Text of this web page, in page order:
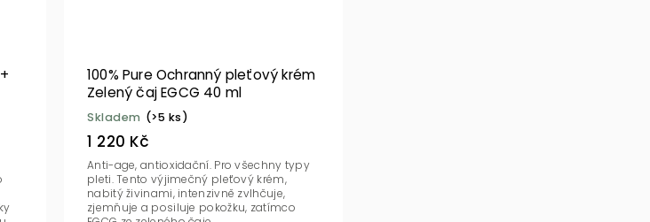
100% Pure Ochranný pleťový krém
Zelený čaj EGCG 40 ml
Skladem (>5 ks)
1 220 Kč
Anti-age, antioxidační. Pro všechny typy
pleti. Tento výjimečný pleťový krém,
nabitý živinami, intenzivně zvlhčuje,
zjemňuje a posiluje pokožku, zatímco